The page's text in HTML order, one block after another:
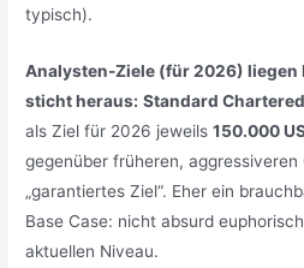
typisch).
Analysten-Ziele (für 2026) liegen
sticht heraus: Standard
als Ziel für 2026 jeweils150.000
gegenüber früheren, aggressiveren
„garantiertes Ziel“. Eher ein
Base Case: nicht absurd
aktuellen Niveau.